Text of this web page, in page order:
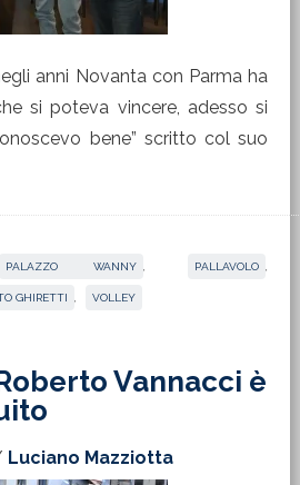
anni Novanta con Parma ha
si poteva vincere, adesso si
bene” scritto col suo
PALAZZO WANNY PALLAVOLO
GHIRETTI VOLLEY
Vannacci è
Luciano Mazziotta